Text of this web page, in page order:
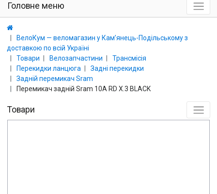
Головне меню
ВелоКум — веломагазин у Кам’янець-Подільському з
доставкою по всій Україні
Товари
Велозапчастини
Трансмісія
Перекидки ланцюга
Задні перекидки
Задній перемикач Sram
Перемикач задній Sram 10A RD X.3 BLACK
Товари